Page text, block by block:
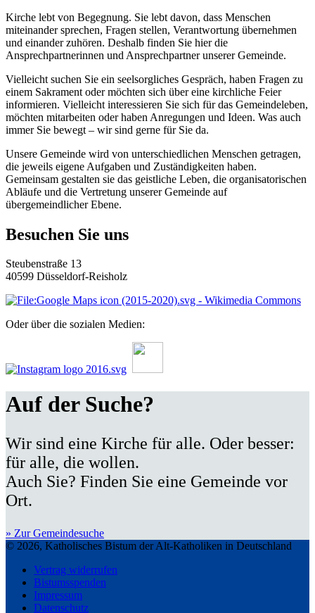
Kirche lebt von Begegnung. Sie lebt davon, dass Menschen
miteinander sprechen, Fragen stellen, Verantwortung übernehmen
und einander zuhören. Deshalb finden Sie hier die
Ansprechpartnerinnen und Ansprechpartner unserer Gemeinde.
Vielleicht suchen Sie ein seelsorgliches Gespräch, haben Fragen zu
einem Sakrament oder möchten sich über eine kirchliche Feier
informieren. Vielleicht interessieren Sie sich für das Gemeindeleben,
möchten mitarbeiten oder haben Anregungen und Ideen. Was auch
immer Sie bewegt – wir sind gerne für Sie da.
Unsere Gemeinde wird von unterschiedlichen Menschen getragen,
die jeweils eigene Aufgaben und Zuständigkeiten haben.
Gemeinsam gestalten sie das geistliche Leben, die organisatorischen
Abläufe und die Vertretung unserer Gemeinde auf
übergemeindlicher Ebene.
Besuchen Sie uns
Steubenstraße 13
40599 Düsseldorf-Reisholz
Oder über die sozialen Medien:
Auf der Suche?
Wir sind eine Kirche für alle. Oder besser:
für alle, die wollen.
Auch Sie? Finden Sie eine Gemeinde vor
Ort.
» Zur Gemeindesuche
© 2026, Katholisches Bistum der Alt-Katholiken in Deutschland
Vertrag widerrufen
Bistumsspenden
Impressum
Datenschutz